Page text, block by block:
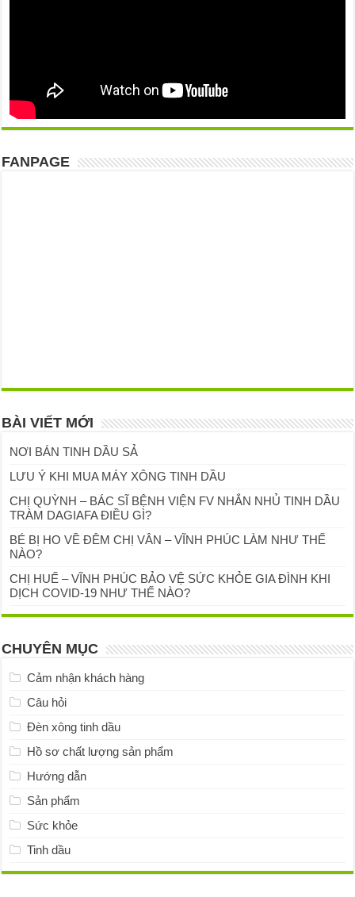
FANPAGE
BÀI VIẾT MỚI
NƠI BÁN TINH DẦU SẢ
LƯU Ý KHI MUA MÁY XÔNG TINH DẦU
CHỊ QUỲNH – BÁC SĨ BỆNH VIỆN FV NHẮN NHỦ TINH DẦU
TRÀM DAGIAFA ĐIỀU GÌ?
BÉ BỊ HO VỀ ĐÊM CHỊ VÂN – VĨNH PHÚC LÀM NHƯ THẾ
NÀO?
CHỊ HUẾ – VĨNH PHÚC BẢO VỆ SỨC KHỎE GIA ĐÌNH KHI
DỊCH COVID-19 NHƯ THẾ NÀO?
CHUYÊN MỤC
Cảm nhận khách hàng
Câu hỏi
Đèn xông tinh dầu
Hồ sơ chất lượng sản phẩm
Hướng dẫn
Sản phẩm
Sức khỏe
Tinh dầu